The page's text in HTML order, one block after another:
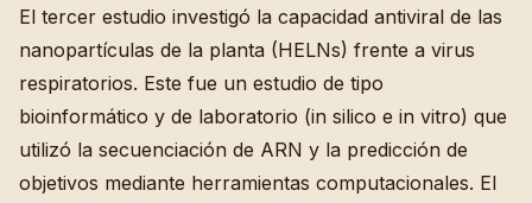
El tercer estudio investigó la capacidad antiviral de las
nanopartículas de la planta (HELNs) frente a virus
respiratorios. Este fue un estudio de tipo
bioinformático y de laboratorio (in silico e in vitro) que
utilizó la secuenciación de ARN y la predicción de
objetivos mediante herramientas computacionales. El